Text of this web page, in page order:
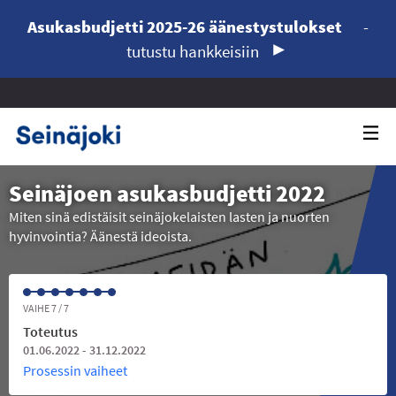
Asukasbudjetti 2025-26 äänestystulokset
-
tutustu hankkeisiin
Seinäjoen asukasbudjetti 2022
Miten sinä edistäisit seinäjokelaisten lasten ja nuorten
hyvinvointia? Äänestä ideoista.
VAIHE 7 / 7
Toteutus
01.06.2022 - 31.12.2022
Prosessin vaiheet